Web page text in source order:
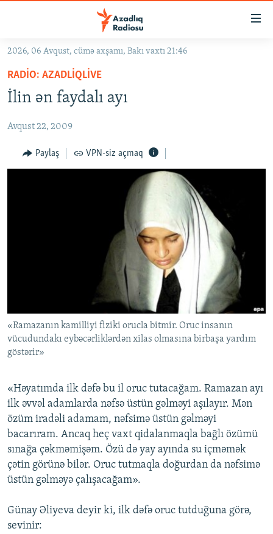
Əsas
qayıt
Əsas
qayıt
GÜNDƏM
#İZAHLA
KORRUPSIOMETR
#ƏSLINDƏ
FƏRQƏ BAX
AZƏRBAYCAN ƏDƏBIYYATI KITABXANASI
İSLAM VƏ DEMOKRATIYA
İZ - MƏDƏNIYYƏT PROQRAMI
PEŞƏ ETIKASI VƏ JURNALISTIKA STANDARTLARIMIZ
MATERIALLARIMIZDAN ISTIFADƏ
AZADLIQRADIOSU MOBIL TELEFONUNUZDA
XƏBƏR BÜLLETENLƏRIMIZ
RFE/RL-in bütün saytları
2026, 06 Avqust, cümə axşamı, Bakı vaxtı 21:46
RADIO: AZADLIQLIVE
İlin ən faydalı ayı
Avqust 22, 2009
Paylaş VPN-siz açmaq
«Ramazanın kamilliyi fiziki orucla bitmir. Oruc insanın
vücudundakı eybəcərliklərdən xilas olmasına birbaşa yardım
göstərir»
«Həyatımda ilk dəfə bu il oruc tutacağam. Ramazan ayı
ilk əvvəl adamlarda nəfsə üstün gəlməyi aşılayır. Mən
özüm iradəli adamam, nəfsimə üstün gəlməyi
bacarıram. Ancaq heç vaxt qidalanmaqla bağlı özümü
sınağa çəkməmişəm. Özü də yay ayında su içməmək
çətin görünə bilər. Oruc tutmaqla doğurdan da nəfsimə
üstün gəlməyə çalışacağam».
Günay Əliyeva deyir ki, ilk dəfə oruc tutduğuna görə,
sevinir: